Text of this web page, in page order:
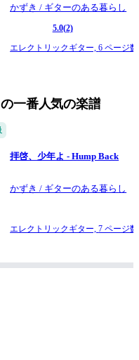
かずき / ギターのある暮らし
5.0(2)
エレクトリックギター,6 ページ数
一番人気の楽譜
拝啓、少年よ - Hump Back
かずき / ギターのある暮らし
エレクトリックギター,7 ページ数